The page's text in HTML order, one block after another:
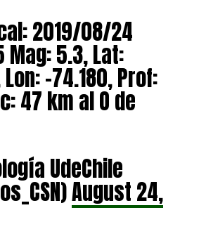
2019/08/24
Mag: 5.3, Lat:
-74.180, Prof:
47 km al O de
UdeChile
August 24,